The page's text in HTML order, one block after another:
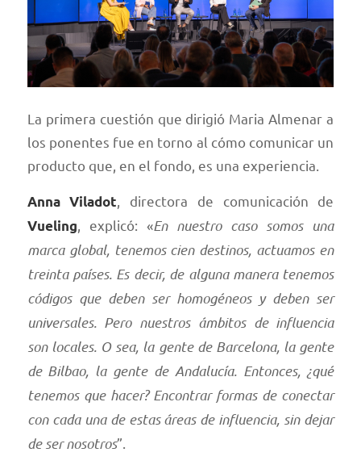
La primera cuestión que dirigió Maria Almenar a
los ponentes fue en torno al cómo comunicar un
producto que, en el fondo, es una experiencia.
Anna Viladot , directora de comunicación de
Vueling , explicó: «En nuestro caso somos una
marca global, tenemos cien destinos, actuamos en
treinta países. Es decir, de alguna manera tenemos
códigos que deben ser homogéneos y deben ser
universales. Pero nuestros ámbitos de influencia
son locales. O sea, la gente de Barcelona, ​​la gente
de Bilbao, la gente de Andalucía. Entonces, ¿qué
tenemos que hacer? Encontrar formas de conectar
con cada una de estas áreas de influencia, sin dejar
de ser nosotros”.